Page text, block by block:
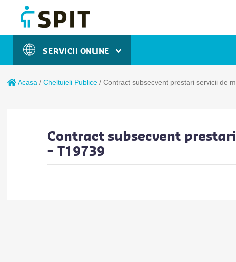
SERVICII ONLINE
Acasa / Cheltuieli Publice / Contract subsecvent prestari servicii de
Contract subsecvent
– T19739